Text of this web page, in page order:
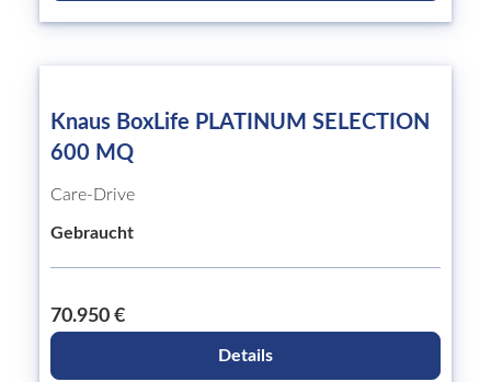
Knaus BoxLife PLATINUM SELECTION
600 MQ
Care-Drive
Gebraucht
70.950 €
Details